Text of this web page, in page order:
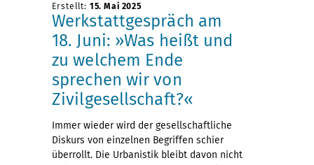
Erstellt: 15. Mai 2025
Werkstattgespräch am
18. Juni: »Was heißt und
zu welchem Ende
sprechen wir von
Zivilgesellschaft?«
Immer wieder wird der gesellschaftliche
Diskurs von einzelnen Begriffen schier
überrollt. Die Urbanistik bleibt davon nicht